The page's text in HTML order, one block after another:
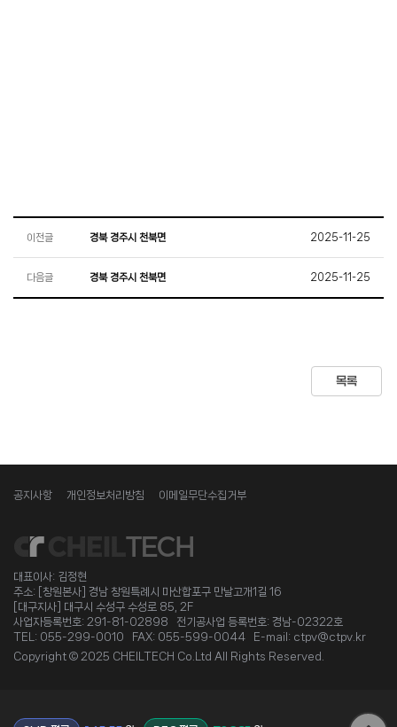
이전글 경북 경주시 천북면 2025-11-25
다음글 경북 경주시 천북면 2025-11-25
목록
공지사항 개인정보처리방침 이메일무단수집거부
대표이사: 김정현
주소: [창원본사] 경남 창원특례시 마산합포구 만날고개1길 16
[대구지사] 대구시 수성구 수성로 85, 2F
사업자등록번호: 291-81-02898 전기공사업 등록번호: 경남-02322호
TEL: 055-299-0010 FAX: 055-599-0044 E-mail: ctpv@ctpv.kr
Copyright © 2025 CHEILTECH Co.Ltd All Rights Reserved.